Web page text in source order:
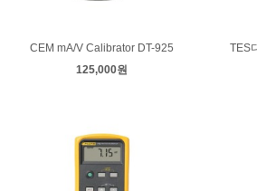
CEM mA/V Calibrator DT-925
125,000원
TES